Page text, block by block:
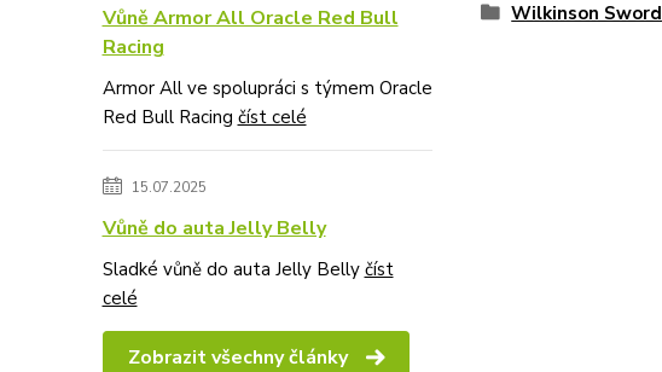
Vůně Armor All Oracle Red Bull
Racing
Armor All ve spolupráci s týmem Oracle
Red Bull Racing číst celé
15.07.2025
Vůně do auta Jelly Belly
Sladké vůně do auta Jelly Belly číst
celé
Zobrazit všechny články
Wilkinson Sword